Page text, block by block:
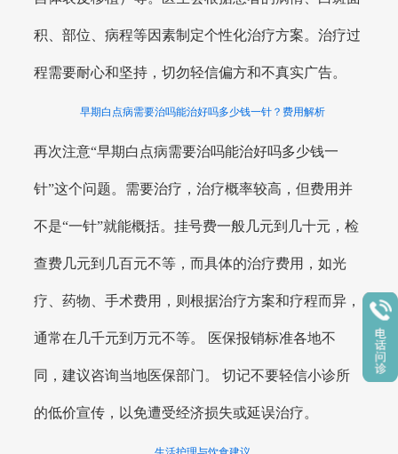
积、部位、病程等因素制定个性化治疗方案。治疗过
程需要耐心和坚持，切勿轻信偏方和不真实广告。
早期白点病需要治吗能治好吗多少钱一针？费用解析
再次注意“早期白点病需要治吗能治好吗多少钱一
针”这个问题。需要治疗，治疗概率较高，但费用并
不是“一针”就能概括。挂号费一般几元到几十元，检
查费几元到几百元不等，而具体的治疗费用，如光
疗、药物、手术费用，则根据治疗方案和疗程而异，
通常在几千元到万元不等。 医保报销标准各地不
同，建议咨询当地医保部门。 切记不要轻信小诊所
的低价宣传，以免遭受经济损失或延误治疗。